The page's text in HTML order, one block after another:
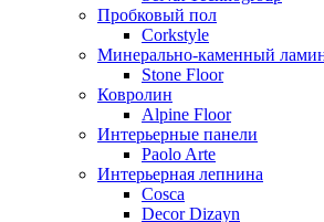
Пробковый пол
Corkstyle
Минерально-каменный
Stone Floor
Ковролин
Alpine Floor
Интерьерные панели
Paolo Arte
Интерьерная лепнина
Cosca
Decor Dizayn